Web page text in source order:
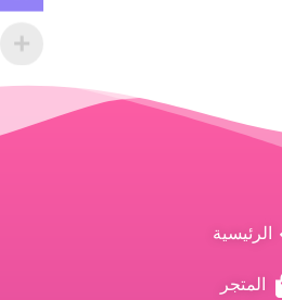
الرئيسية
المتجر